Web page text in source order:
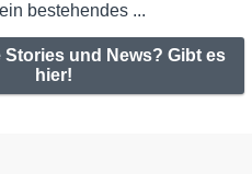
bestehendes ...
und News? Gibt es
hier!